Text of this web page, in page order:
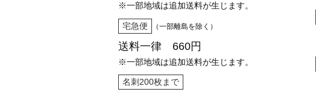
※一部地域は追加送料が生じます。
宅急便 （一部離島を除く）
送料一律 660円
※一部地域は追加送料が生じます。
名刺200枚まで